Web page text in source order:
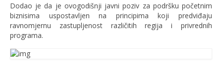
Dodao je da je ovogodišnji javni poziv za podršku početnim
biznisima uspostavljen na principima koji predviđaju
ravnomjernu zastupljenost različitih regija i privrednih
programa.